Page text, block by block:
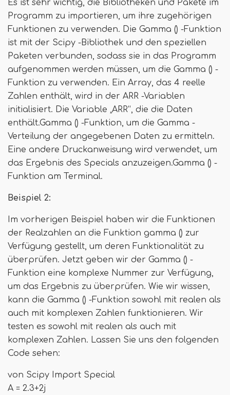
Es ist sehr wichtig, die Bibliotheken und Pakete im
Programm zu importieren, um ihre zugehörigen
Funktionen zu verwenden. Die Gamma () -Funktion
ist mit der Scipy -Bibliothek und den speziellen
Paketen verbunden, sodass sie in das Programm
aufgenommen werden müssen, um die Gamma () -
Funktion zu verwenden. Ein Array, das 4 reelle
Zahlen enthält, wird in der ARR -Variablen
initialisiert. Die Variable „ARR“, die die Daten
enthält.Gamma () -Funktion, um die Gamma -
Verteilung der angegebenen Daten zu ermitteln.
Eine andere Druckanweisung wird verwendet, um
das Ergebnis des Specials anzuzeigen.Gamma () -
Funktion am Terminal.
Beispiel 2:
Im vorherigen Beispiel haben wir die Funktionen
der Realzahlen an die Funktion gamma () zur
Verfügung gestellt, um deren Funktionalität zu
überprüfen. Jetzt geben wir der Gamma () -
Funktion eine komplexe Nummer zur Verfügung,
um das Ergebnis zu überprüfen. Wie wir wissen,
kann die Gamma () -Funktion sowohl mit realen als
auch mit komplexen Zahlen funktionieren. Wir
testen es sowohl mit realen als auch mit
komplexen Zahlen. Lassen Sie uns den folgenden
Code sehen:
von Scipy Import Special
A = 2.3+2j